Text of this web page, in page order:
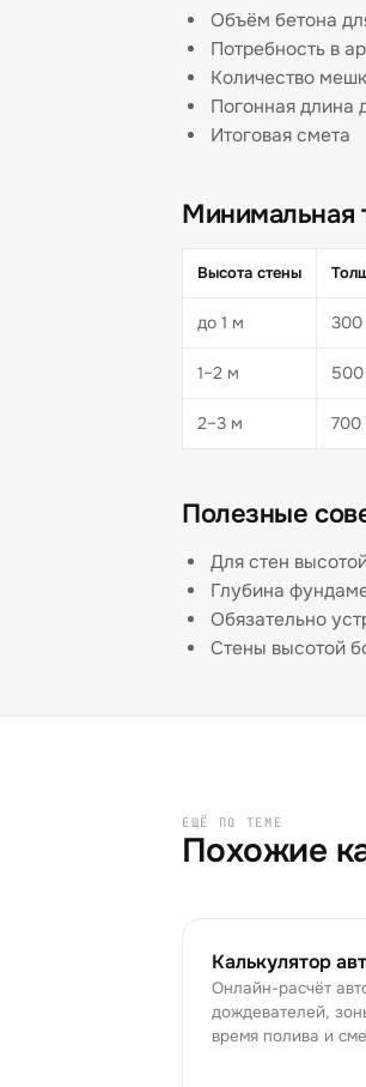
Объём бетона
Потребность в
Количество
Погонная длина
Итоговая смета
Минимальная
Высота стены
до 1 м
1–2 м
2–3 м
Полезные
Для стен
Глубина
Обязательно
Стены высотой
ЕЩЁ ПО ТЕМЕ
Похожие
Калькулятор
Онлайн-расчёт
дождевателей,
время полива и